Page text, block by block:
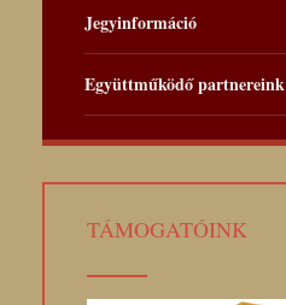
Jegyinformáció
Együttműködő partnereink
TÁMOGATÓINK